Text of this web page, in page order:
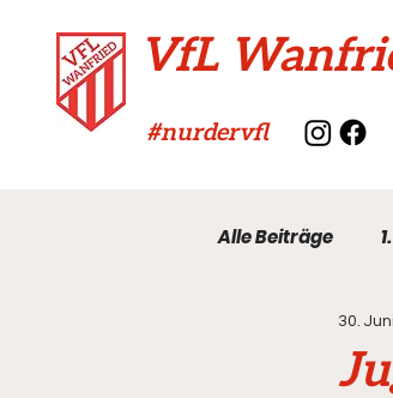
VfL
#nurdervfl
Alle Beiträge
VfL-Archiv
30.